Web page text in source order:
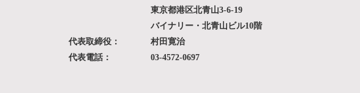
東京都港区北青山3-6-19
バイナリー・北青山ビル10階
代表取締役：
村田寛治
代表電話：
03-4572-0697